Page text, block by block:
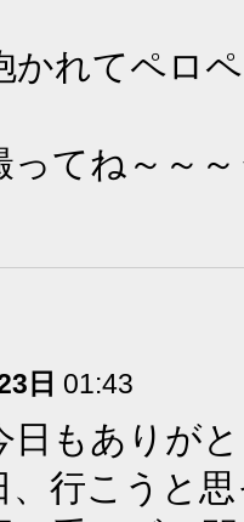
日
ようござい
写真ありが
台風が過ぎ
部屋は飼育
リーリー的
れくれ催促
天井はあん
気にはじめ